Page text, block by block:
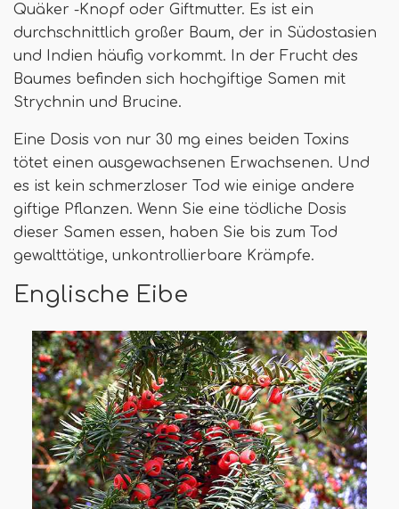
Quäker -Knopf oder Giftmutter. Es ist ein
durchschnittlich großer Baum, der in Südostasien
und Indien häufig vorkommt. In der Frucht des
Baumes befinden sich hochgiftige Samen mit
Strychnin und Brucine.
Eine Dosis von nur 30 mg eines beiden Toxins
tötet einen ausgewachsenen Erwachsenen. Und
es ist kein schmerzloser Tod wie einige andere
giftige Pflanzen. Wenn Sie eine tödliche Dosis
dieser Samen essen, haben Sie bis zum Tod
gewalttätige, unkontrollierbare Krämpfe.
Englische Eibe